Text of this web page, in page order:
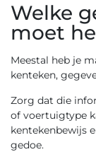
Welke
moet
Meestal heb je
kenteken,
Zorg dat die
of voertuigtype
kentekenbewijs
gedoe.